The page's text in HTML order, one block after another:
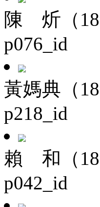
陳 炘（
p076_id
黃媽典（
p218_id
賴 和（
p042_id